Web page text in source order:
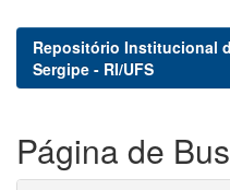
Repositório Institucional
Sergipe - RI/UFS
Página de